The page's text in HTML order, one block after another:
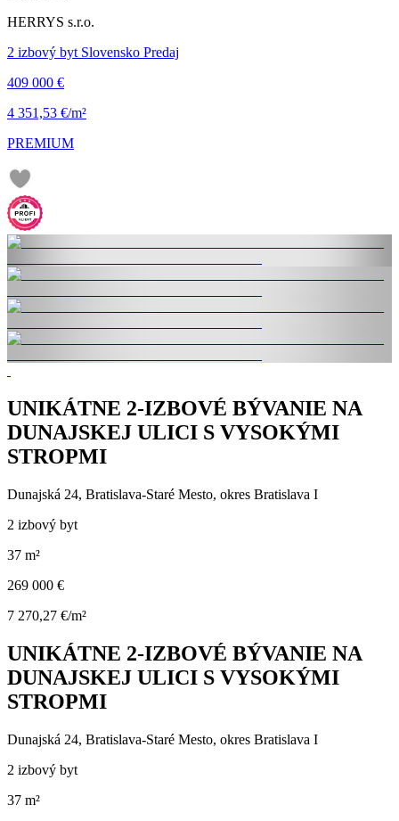
HERRYS s.r.o.
2 izbový byt Slovensko Predaj
409 000 €
4 351,53 €/m²
PREMIUM
UNIKÁTNE 2-IZBOVÉ BÝVANIE NA
DUNAJSKEJ ULICI S VYSOKÝMI
STROPMI
Dunajská 24, Bratislava-Staré Mesto, okres Bratislava I
2 izbový byt
37 m²
269 000 €
7 270,27 €/m²
UNIKÁTNE 2-IZBOVÉ BÝVANIE NA
DUNAJSKEJ ULICI S VYSOKÝMI
STROPMI
Dunajská 24, Bratislava-Staré Mesto, okres Bratislava I
2 izbový byt
37 m²